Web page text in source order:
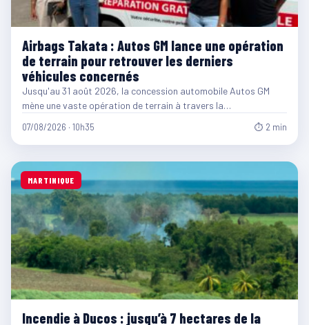
Airbags Takata : Autos GM lance une opération
de terrain pour retrouver les derniers
véhicules concernés
Jusqu'au 31 août 2026, la concession automobile Autos GM
mène une vaste opération de terrain à travers la…
07/08/2026 · 10h35 ⏱ 2 min
MARTINIQUE
Incendie à Ducos : jusqu’à 7 hectares de la